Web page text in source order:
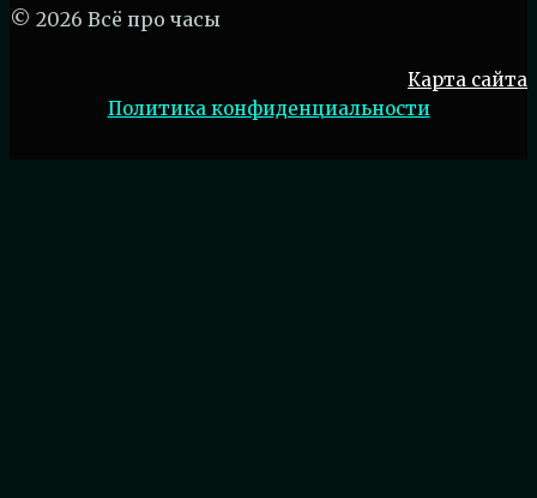
© 2026 Всё про часы
Карта сайта
Политика конфиденциальности